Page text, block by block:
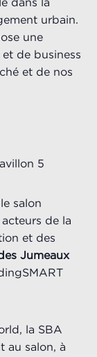
urbain.
une
de business
et de nos
5
salon
de la
et des
Jumeaux
la SBA
au salon, à